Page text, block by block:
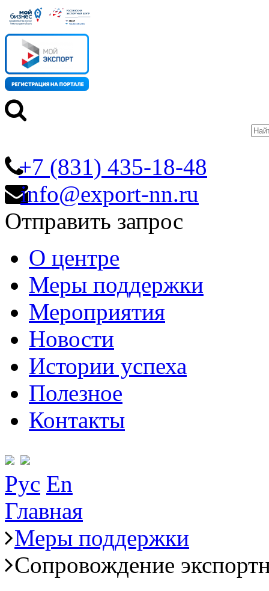
+7 (831) 435-18-48
info@export-nn.ru
Отправить запрос
О центре
Меры поддержки
Мероприятия
Новости
Истории успеха
Полезное
Контакты
Рус En
Главная
Меры поддержки
Сопровождение